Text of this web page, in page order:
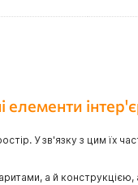
елементи
У зв'язку з цим їх
а й